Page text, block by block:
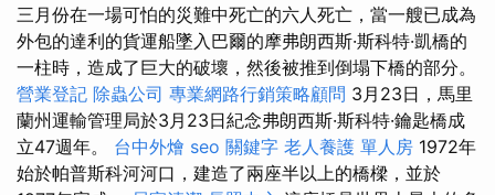
三月份在一場可怕的災難中死亡的六人死亡，當一艘已成為
外包的達利的貨運船墜入巴爾的摩弗朗西斯·斯科特·凱橋的
一柱時，造成了巨大的破壞，然後被推到倒塌下橋的部分。
營業登記 除蟲公司 專業網路行銷策略顧問 3月23日，馬里
蘭州運輸管理局於3月23日紀念弗朗西斯·斯科特·鑰匙橋成
立47週年。 台中外燴 seo 關鍵字 老人養護 單人房 1972年
始於帕普斯科河河口，建造了兩座半以上的橋樑，並於